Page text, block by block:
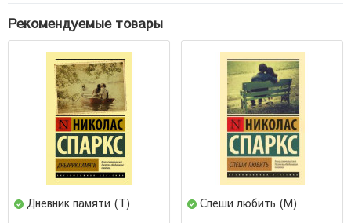
Рекомендуемые товары
Дневник памяти (Т) Спеши любить (М)